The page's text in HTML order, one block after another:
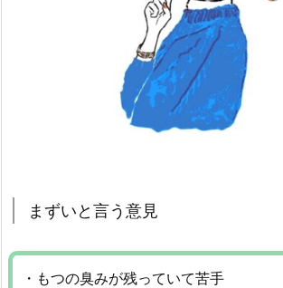
まずいと言う意見
・もつの臭みが残っていて苦手